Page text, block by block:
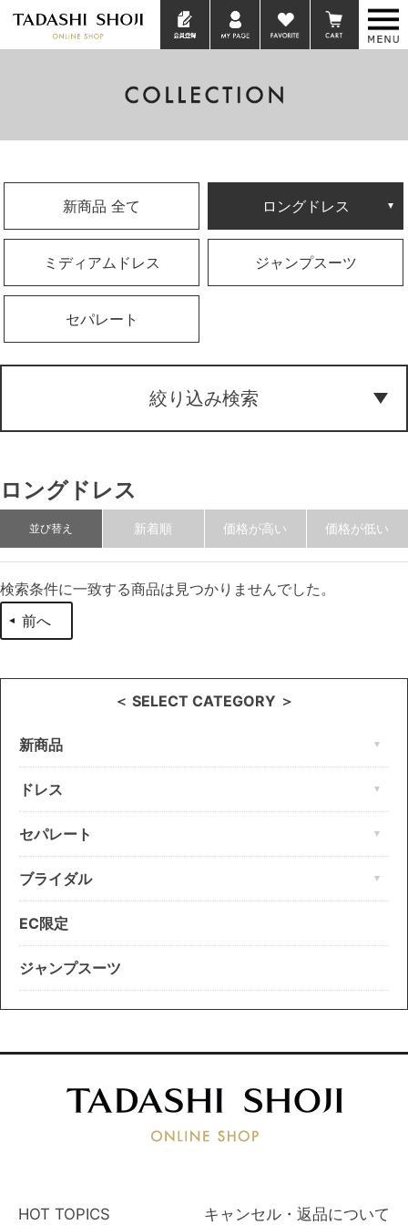
新商品 全て ロングドレス
ミディアムドレス ジャンプスーツ
セパレート
絞り込み検索
ロングドレス
並び替え 新着順 価格が高い 価格が低い
検索条件に一致する商品は見つかりませんでした。
前へ
＜ SELECT CATEGORY ＞
新商品
ドレス
セパレート
ブライダル
EC限定
ジャンプスーツ
HOT TOPICS キャンセル・返品について